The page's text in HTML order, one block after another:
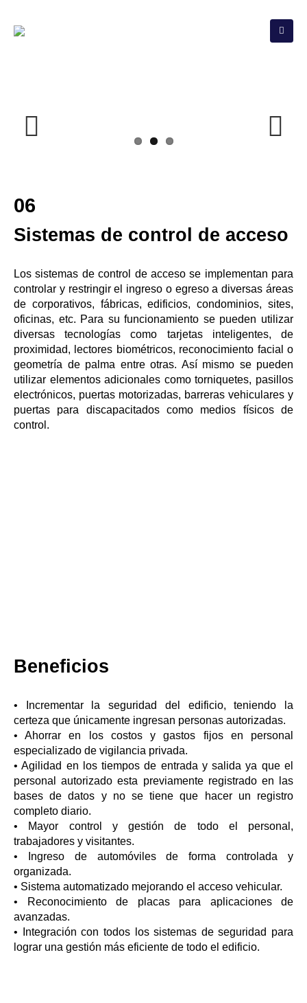
06
Sistemas de control de acceso
Los sistemas de control de acceso se implementan para
controlar y restringir el ingreso o egreso a diversas áreas
de corporativos, fábricas, edificios, condominios, sites,
oficinas, etc. Para su funcionamiento se pueden utilizar
diversas tecnologías como tarjetas inteligentes, de
proximidad, lectores biométricos, reconocimiento facial o
geometría de palma entre otras. Así mismo se pueden
utilizar elementos adicionales como torniquetes, pasillos
electrónicos, puertas motorizadas, barreras vehiculares y
puertas para discapacitados como medios físicos de
control.
Beneficios
• Incrementar la seguridad del edificio, teniendo la
certeza que únicamente ingresan personas autorizadas.
• Ahorrar en los costos y gastos fijos en personal
especializado de vigilancia privada.
• Agilidad en los tiempos de entrada y salida ya que el
personal autorizado esta previamente registrado en las
bases de datos y no se tiene que hacer un registro
completo diario.
• Mayor control y gestión de todo el personal,
trabajadores y visitantes.
• Ingreso de automóviles de forma controlada y
organizada.
• Sistema automatizado mejorando el acceso vehicular.
• Reconocimiento de placas para aplicaciones de
avanzadas.
• Integración con todos los sistemas de seguridad para
lograr una gestión más eficiente de todo el edificio.